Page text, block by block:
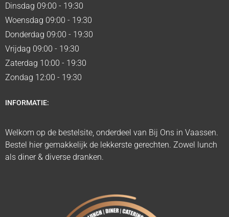
Dinsdag 09:00 - 19:30
Woensdag 09:00 - 19:30
Donderdag 09:00 - 19:30
Vrijdag 09:00 - 19:30
Zaterdag 10:00 - 19:30
Zondag 12:00 - 19:30
INFORMATIE:
Welkom op de bestelsite, onderdeel van Bij Ons in Vaassen.
Bestel hier gemakkelijk de lekkerste gerechten. Zowel lunch
als diner & diverse dranken.